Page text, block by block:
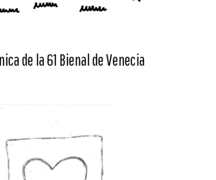
de la 61 Bienal de Venecia